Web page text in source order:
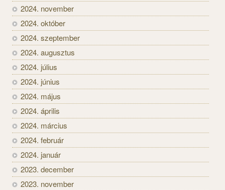
2024. november
2024. október
2024. szeptember
2024. augusztus
2024. július
2024. június
2024. május
2024. április
2024. március
2024. február
2024. január
2023. december
2023. november